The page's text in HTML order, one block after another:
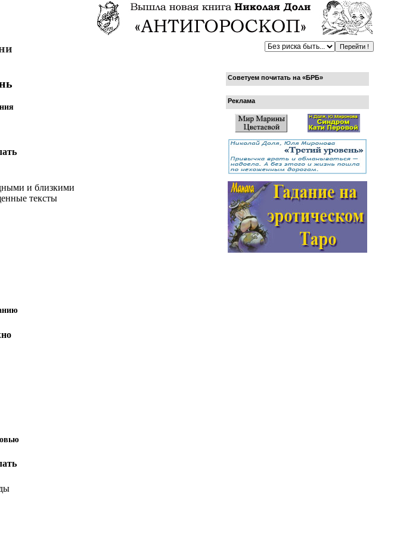
и близкими
тексты
Советуем почитать на «БРБ»
Реклама